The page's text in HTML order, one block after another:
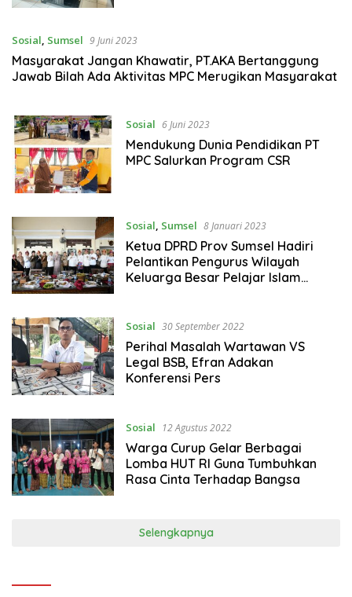
Sosial, Sumsel 9 Juni 2023
Masyarakat Jangan Khawatir, PT.AKA Bertanggung
Jawab Bilah Ada Aktivitas MPC Merugikan Masyarakat
Sosial 6 Juni 2023
Mendukung Dunia Pendidikan PT
MPC Salurkan Program CSR
Sosial, Sumsel 8 Januari 2023
Ketua DPRD Prov Sumsel Hadiri
Pelantikan Pengurus Wilayah
Keluarga Besar Pelajar Islam
Sosial 30 September 2022
Perihal Masalah Wartawan VS
Legal BSB, Efran Adakan
Konferensi Pers
Sosial 12 Agustus 2022
Warga Curup Gelar Berbagai
Lomba HUT RI Guna Tumbuhkan
Rasa Cinta Terhadap Bangsa
Selengkapnya